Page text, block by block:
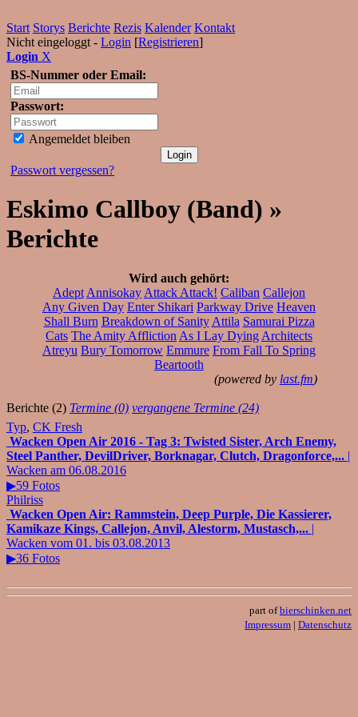
Start Storys Berichte Rezis Kalender Kontakt
Nicht eingeloggt - Login [Registrieren]
Login X
BS-Nummer oder Email:
Passwort:
Angemeldet bleiben
Passwort vergessen?
Eskimo Callboy (Band) »
Berichte
Wird auch gehört:
Adept Annisokay Attack Attack! Caliban Callejon
Any Given Day Enter Shikari Parkway Drive Heaven
Shall Burn Breakdown of Sanity Attila Samurai Pizza
Cats The Amity Affliction As I Lay Dying Architects
Atreyu Bury Tomorrow Emmure From Fall To Spring
Beartooth
(powered by last.fm)
Berichte (2) Termine (0) vergangene Termine (24)
Typ, CK Fresh
Wacken Open Air 2016 - Tag 3: Twisted Sister, Arch Enemy,
Steel Panther, DevilDriver, Borknagar, Clutch, Dragonforce,... |
Wacken am 06.08.2016
▶59 Fotos
Philriss
Wacken Open Air: Rammstein, Deep Purple, Die Kassierer,
Kamikaze Kings, Callejon, Anvil, Alestorm, Mustasch,... |
Wacken vom 01. bis 03.08.2013
▶36 Fotos
part ofbierschinken.net
Impressum | Datenschutz